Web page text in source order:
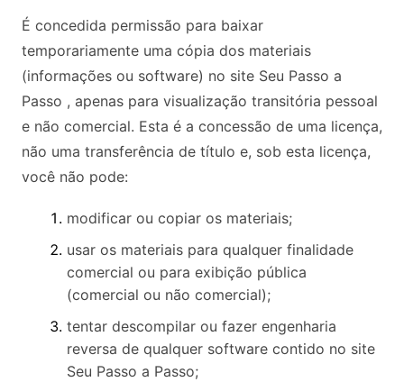
É concedida permissão para baixar
temporariamente uma cópia dos materiais
(informações ou software) no site Seu Passo a
Passo , apenas para visualização transitória pessoal
e não comercial. Esta é a concessão de uma licença,
não uma transferência de título e, sob esta licença,
você não pode:
modificar ou copiar os materiais;
usar os materiais para qualquer finalidade
comercial ou para exibição pública
(comercial ou não comercial);
tentar descompilar ou fazer engenharia
reversa de qualquer software contido no site
Seu Passo a Passo;